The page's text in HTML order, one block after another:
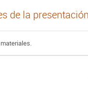
de la presentación